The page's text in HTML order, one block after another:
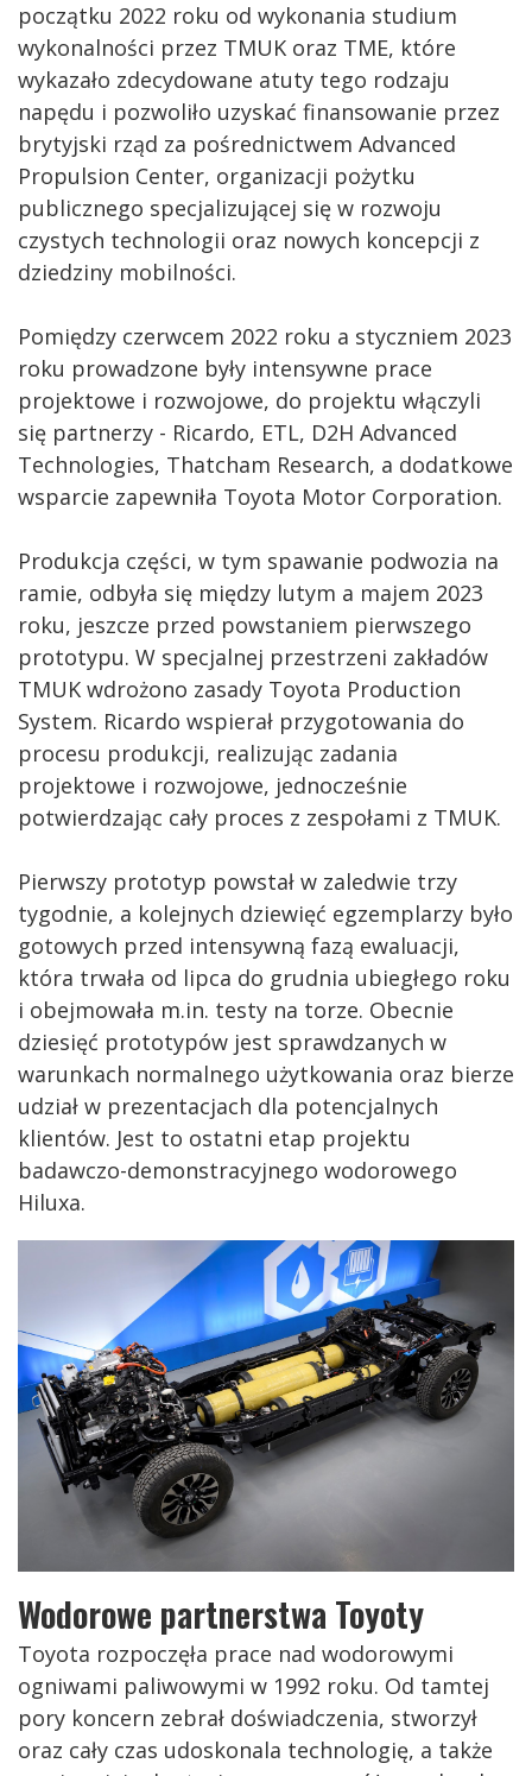
początku 2022 roku od wykonania studium
wykonalności przez TMUK oraz TME, które
wykazało zdecydowane atuty tego rodzaju
napędu i pozwoliło uzyskać finansowanie przez
brytyjski rząd za pośrednictwem Advanced
Propulsion Center, organizacji pożytku
publicznego specjalizującej się w rozwoju
czystych technologii oraz nowych koncepcji z
dziedziny mobilności.
Pomiędzy czerwcem 2022 roku a styczniem 2023
roku prowadzone były intensywne prace
projektowe i rozwojowe, do projektu włączyli
się partnerzy - Ricardo, ETL, D2H Advanced
Technologies, Thatcham Research, a dodatkowe
wsparcie zapewniła Toyota Motor Corporation.
Produkcja części, w tym spawanie podwozia na
ramie, odbyła się między lutym a majem 2023
roku, jeszcze przed powstaniem pierwszego
prototypu. W specjalnej przestrzeni zakładów
TMUK wdrożono zasady Toyota Production
System. Ricardo wspierał przygotowania do
procesu produkcji, realizując zadania
projektowe i rozwojowe, jednocześnie
potwierdzając cały proces z zespołami z TMUK.
Pierwszy prototyp powstał w zaledwie trzy
tygodnie, a kolejnych dziewięć egzemplarzy było
gotowych przed intensywną fazą ewaluacji,
która trwała od lipca do grudnia ubiegłego roku
i obejmowała m.in. testy na torze. Obecnie
dziesięć prototypów jest sprawdzanych w
warunkach normalnego użytkowania oraz bierze
udział w prezentacjach dla potencjalnych
klientów. Jest to ostatni etap projektu
badawczo-demonstracyjnego wodorowego
Hiluxa.
Wodorowe partnerstwa Toyoty
Toyota rozpoczęła prace nad wodorowymi
ogniwami paliwowymi w 1992 roku. Od tamtej
pory koncern zebrał doświadczenia, stworzył
oraz cały czas udoskonala technologię, a także